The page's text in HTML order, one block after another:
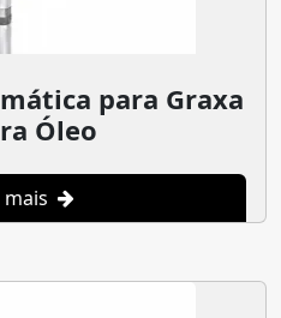
para Graxa
Óleo
mais